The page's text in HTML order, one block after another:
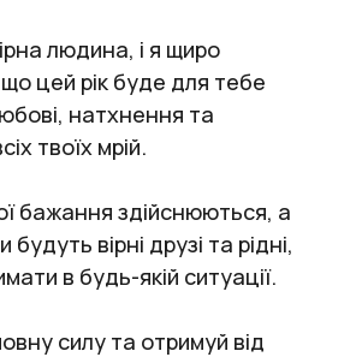
людина, і я щиро
цей рік буде для тебе
натхнення та
твоїх мрій.
бажання здійснюються, а
вірні друзі та рідні,
в будь-якій ситуації.
силу та отримуй від